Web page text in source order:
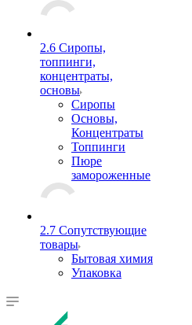
2.6 Сиропы,
топпинги,
концентраты,
основы
Сиропы
Основы,
Концентраты
Топпинги
Пюре
замороженные
2.7 Сопутствующие
товары
Бытовая химия
Упаковка